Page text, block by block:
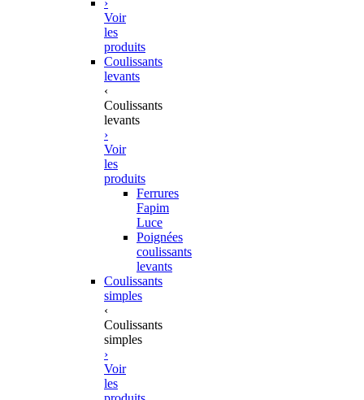
Voir
les
produits
Coulissants
levants
‹
Coulissants
levants
›
Voir
les
produits
Ferrures
Fapim
Luce
Poignées
coulissants
levants
Coulissants
simples
‹
Coulissants
simples
›
Voir
les